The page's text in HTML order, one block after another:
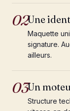
02Une
Maquette
signature.
ailleurs.
03Un
Structure